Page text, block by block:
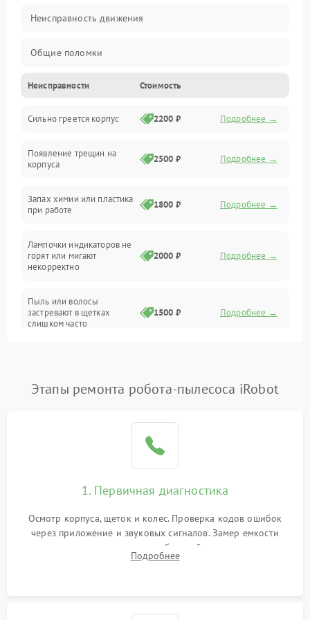
Неисправность движения
Общие поломки
Неисправность датчиков
Неисправность программного обеспечения
Проблемы с сигналом
Батарея
Программные сбои
Неисправности Стоимость
Сильно греется корпус 2200 ₽ Подробнее →
Появление трещин на
корпуса
2500 ₽ Подробнее →
Запах химии или пластика
при работе
1800 ₽ Подробнее →
Лампочки индикаторов не
горят или мигают
некорректно
2000 ₽ Подробнее →
Пыль или волосы
застревают в щетках
слишком часто
1500 ₽ Подробнее →
Этапы ремонта робота-пылесоса iRobot
1. Первичная диагностика
Осмотр корпуса, щеток и колес. Проверка кодов ошибок
через приложение и звуковых сигналов. Замер емкости
аккумулятора и тестирование базовой станции зарядки.
Оценка работы лидара, бампера и датчиков падения для
Подробнее